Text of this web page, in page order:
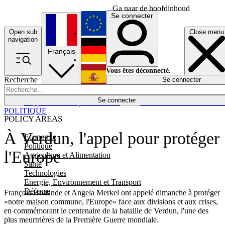
Ga naar de hoofdinhoud
Open sub
navigation
Close menu
Recherche
Se connecter
POLICY AREAS
Economie
Politique
Agriculture et Alimentation
Santé
Technologies
Energie, Environnement et Transport
Défense
Économie
Français
English
Deutsch
Español
Se connecter
Vous êtes déconnecté.
Se connecter
À Verdun, l'appel pour protéger
l'Europe
François Hollande et Angela Merkel ont appelé dimanche à protéger
«notre maison commune, l'Europe» face aux divisions et aux crises,
en commémorant le centenaire de la bataille de Verdun, l'une des
plus meurtrières de la Première Guerre mondiale.
POLITIQUE